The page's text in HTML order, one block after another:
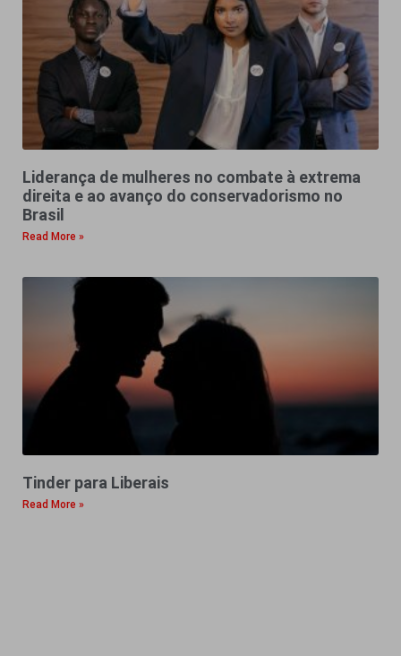
Liderança de mulheres no combate à extrema
direita e ao avanço do conservadorismo no
Brasil
Read More »
Tinder para Liberais
Read More »